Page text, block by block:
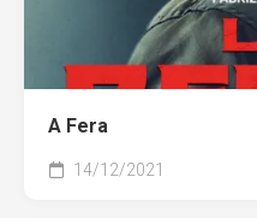
A Fera
14/12/2021